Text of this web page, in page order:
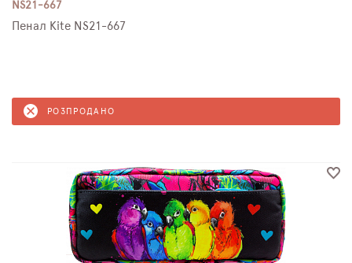
NS21-667
Пенал Kite NS21-667
РОЗПРОДАНО